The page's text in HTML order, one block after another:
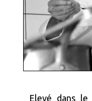
Elevé dans